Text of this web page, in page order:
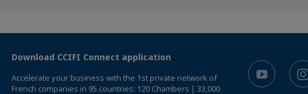
Download CCIFI Connect application
Accelerate your business with the 1st private network of
French companies in 95 countries: 120 Chambers | 33,000